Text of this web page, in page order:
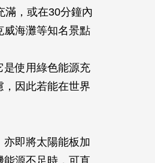
滿，或在30分鐘內
威海灘等知名景點
是使用綠色能源充
因此若能在世界
即將太陽能板加
源不足時，可直